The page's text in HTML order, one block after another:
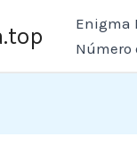
Enigma
Número